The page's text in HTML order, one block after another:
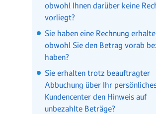
obwohl Ihnen darüber keine
vorliegt?
Sie haben eine Rechnung
obwohl Sie den Betrag vorab
haben?
Sie erhalten trotz beauftragter
Abbuchung über Ihr
Kundencenter den Hinweis auf
unbezahlte Beträge?